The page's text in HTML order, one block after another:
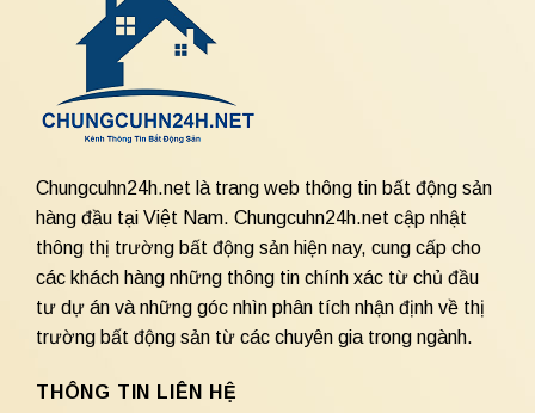
Chungcuhn24h.net là trang web thông tin bất động sản
hàng đầu tại Việt Nam. Chungcuhn24h.net cập nhật
thông thị trường bất động sản hiện nay, cung cấp cho
các khách hàng những thông tin chính xác từ chủ đầu
tư dự án và những góc nhìn phân tích nhận định về thị
trường bất động sản từ các chuyên gia trong ngành.
THÔNG TIN LIÊN HỆ